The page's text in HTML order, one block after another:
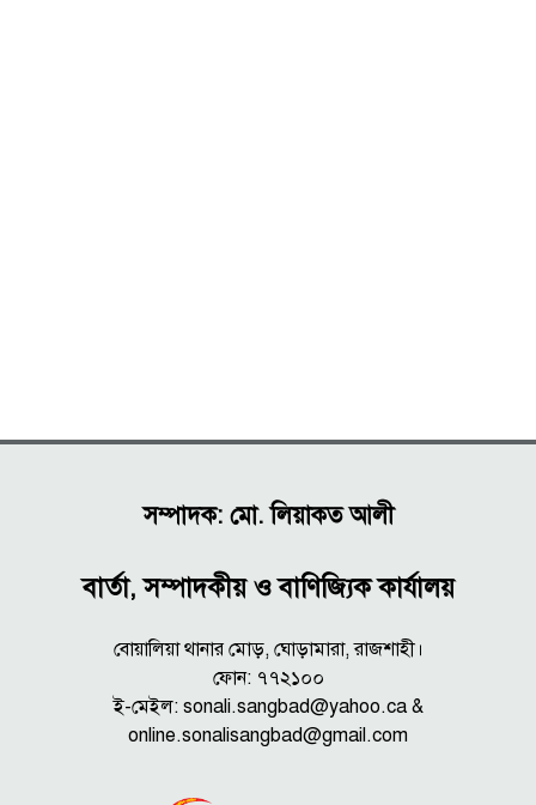
সম্পাদক: মো. লিয়াকত আলী
বার্তা, সম্পাদকীয় ও বাণিজ্যিক কার্যালয়
বোয়ালিয়া থানার মোড়, ঘোড়ামারা, রাজশাহী।
ফোন: ৭৭২১০০
ই-মেইল: sonali.sangbad@yahoo.ca &
online.sonalisangbad@gmail.com